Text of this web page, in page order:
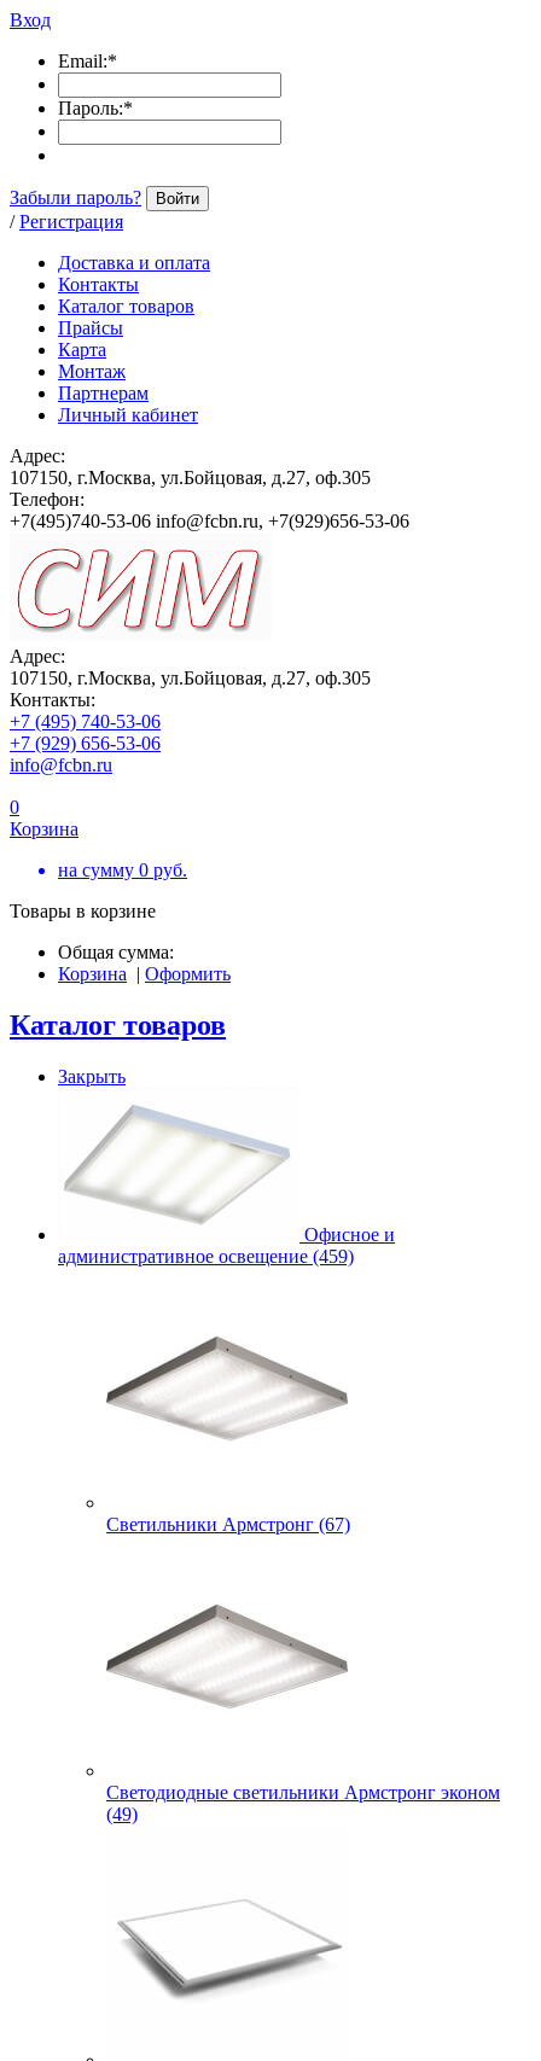
Вход
Email:*
Пароль:*
Забыли пароль? Войти
/ Регистрация
Доставка и оплата
Контакты
Каталог товаров
Прайсы
Карта
Монтаж
Партнерам
Личный кабинет
Адрес:
107150, г.Москва, ул.Бойцовая, д.27, оф.305
Телефон:
+7(495)740-53-06 info@fcbn.ru, +7(929)656-53-06
Адрес:
107150, г.Москва, ул.Бойцовая, д.27, оф.305
Контакты:
+7 (495) 740-53-06
+7 (929) 656-53-06
info@fcbn.ru
0
Корзина
на сумму 0 руб.
Товары в корзине
Общая сумма:
Корзина | Оформить
Каталог товаров
Закрыть
Офисное и
административное освещение (459)
Светильники Армстронг (67)
Светодиодные светильники Армстронг эконом
(49)